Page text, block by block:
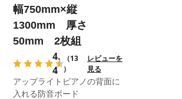
アップライトピアノの背面に
入れる防音ボード
幅750mm×縦
1300mm 厚さ
50mm 2枚組
4.
4
（13
）
レビューを
見る